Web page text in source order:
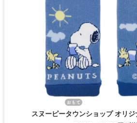
スヌーピータウンショップ オリ